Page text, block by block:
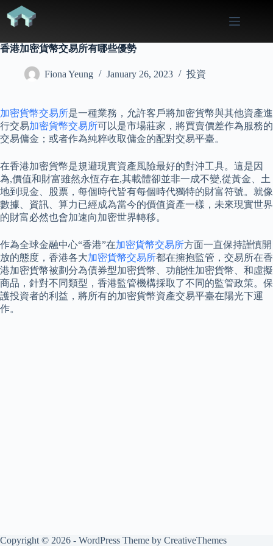
content
香港加密貨幣交易所有哪些優勢
Fiona Yeung January 26, 2023 投資
加密貨幣交易所是一種業務，允許客戶將加密貨幣與其他資產進
行交易加密貨幣交易所可以是市場莊家，將買賣價差作為服務的
交易傭金；或者作為純粹收取傭金的配對交易平臺。
在香港加密貨幣是規避現實資產風險最好的對沖工具。這是因
為,價值和財富雖然永恆存在,其載體卻並非一成不變,從黃金、土
地到現金、股票，每個時代皆有每個時代獨特的財富符號。就像
數據、資訊、算力已經成為當今的價值資產一樣，未來現實世界
的財富必然也會加速向加密世界轉移。
作為全球金融中心“香港”在加密貨幣交易所方面一直保持謹慎開
放的態度，香港各大加密貨幣交易所都在擁抱監管，交易所在香
港加密貨幣被劃分為債券型加密貨幣、功能性加密貨幣、和虛擬
商品，針對不同類型，香港監管機構採取了不同的監管政策。保
護投資者的利益，將所有的加密貨幣資產交易平臺在陽光下運
作。
Copyright © 2026 - WordPress Theme by CreativeThemes